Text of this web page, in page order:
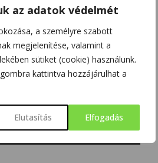
az adatok védelmét
a személyre szabott
megjelenítése, valamint a
sütiket (cookie) használunk.
kattintva hozzájárulhat a
Elutasítás Elfogadás